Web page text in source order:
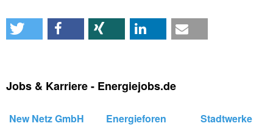
Jobs & Karriere - Energiejobs.de
New Netz GmbH
Energieforen
Stadtwerke